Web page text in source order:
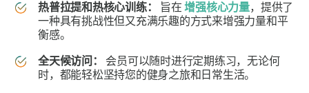
热普拉提和热核心训练：
旨在增强核心力量，提供了
一种具有挑战性但又充满乐趣的方式来增强力量和平
衡感。
全天候访问：
会员可以随时进行定期练习，无论何
时，都能轻松坚持您的健身之旅和日常生活。